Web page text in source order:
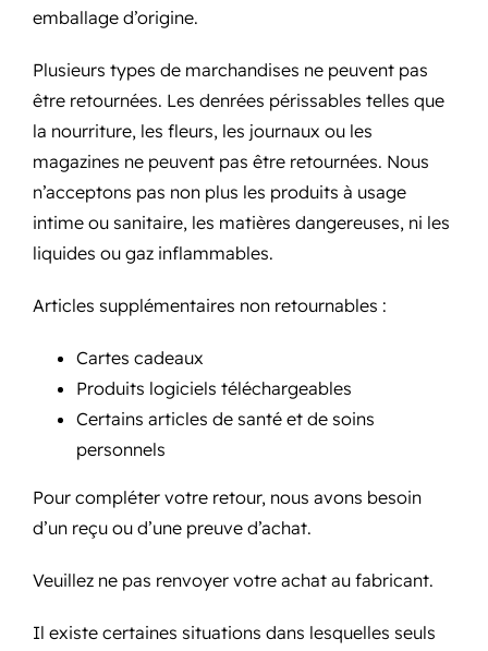
emballage d’origine.
Plusieurs types de marchandises ne peuvent pas
être retournées. Les denrées périssables telles que
la nourriture, les fleurs, les journaux ou les
magazines ne peuvent pas être retournées. Nous
n’acceptons pas non plus les produits à usage
intime ou sanitaire, les matières dangereuses, ni les
liquides ou gaz inflammables.
Articles supplémentaires non retournables :
Cartes cadeaux
Produits logiciels téléchargeables
Certains articles de santé et de soins
personnels
Pour compléter votre retour, nous avons besoin
d’un reçu ou d’une preuve d’achat.
Veuillez ne pas renvoyer votre achat au fabricant.
Il existe certaines situations dans lesquelles seuls